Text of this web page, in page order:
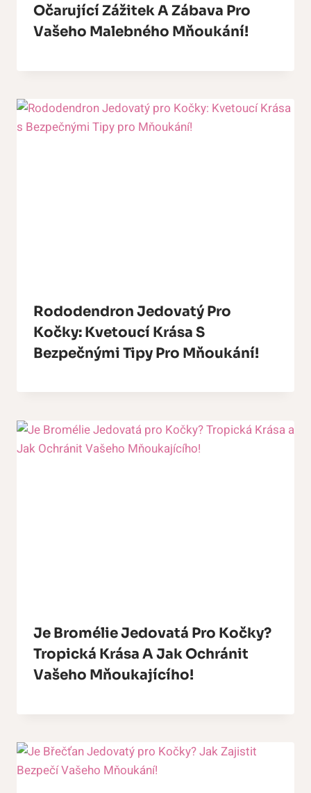
Očarující Zážitek A Zábava Pro
Vašeho Malebného Mňoukání!
Rododendron Jedovatý Pro
Kočky: Kvetoucí Krása S
Bezpečnými Tipy Pro Mňoukání!
Je Bromélie Jedovatá Pro Kočky?
Tropická Krása A Jak Ochránit
Vašeho Mňoukajícího!